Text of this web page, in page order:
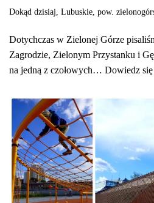
Dokąd dzisiaj Lubuskie pow.
Dotychczas w Zielonej Górze
Zagrodzie, Zielonym Przystanku i
na jedną z czołowych… Dowiedz